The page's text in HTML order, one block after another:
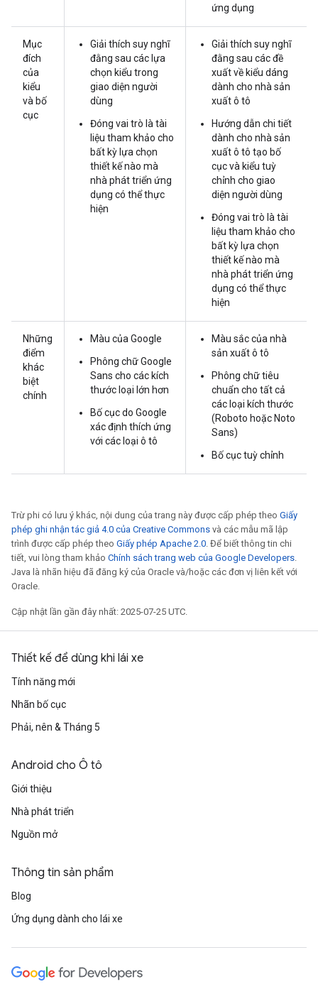
ứng dụng
Mục
đích
của
kiểu
và bố
cục
Giải thích suy nghĩ
đằng sau các lựa
chọn kiểu trong
giao diện người
dùng
Đóng vai trò là tài
liệu tham khảo cho
bất kỳ lựa chọn
thiết kế nào mà
nhà phát triển ứng
dụng có thể thực
hiện
Giải thích suy nghĩ
đằng sau các đề
xuất về kiểu dáng
dành cho nhà sản
xuất ô tô
Hướng dẫn chi tiết
dành cho nhà sản
xuất ô tô tạo bố
cục và kiểu tuỳ
chỉnh cho giao
diện người dùng
Đóng vai trò là tài
liệu tham khảo cho
bất kỳ lựa chọn
thiết kế nào mà
nhà phát triển ứng
dụng có thể thực
hiện
Những
điểm
khác
biệt
chính
Màu của Google
Phông chữ Google
Sans cho các kích
thước loại lớn hơn
Bố cục do Google
xác định thích ứng
với các loại ô tô
Màu sắc của nhà
sản xuất ô tô
Phông chữ tiêu
chuẩn cho tất cả
các loại kích thước
(Roboto hoặc Noto
Sans)
Bố cục tuỳ chỉnh
Trừ phi có lưu ý khác, nội dung của trang này được cấp phép theo Giấy
phép ghi nhận tác giả 4.0 của Creative Commons và các mẫu mã lập
trình được cấp phép theo Giấy phép Apache 2.0. Để biết thông tin chi
tiết, vui lòng tham khảo Chính sách trang web của Google Developers.
Java là nhãn hiệu đã đăng ký của Oracle và/hoặc các đơn vị liên kết với
Oracle.
Cập nhật lần gần đây nhất: 2025-07-25 UTC.
Thiết kế để dùng khi lái xe
Tính năng mới
Nhãn bố cục
Phải, nên & Tháng 5
Android cho Ô tô
Giới thiệu
Nhà phát triển
Nguồn mở
Thông tin sản phẩm
Blog
Ứng dụng dành cho lái xe